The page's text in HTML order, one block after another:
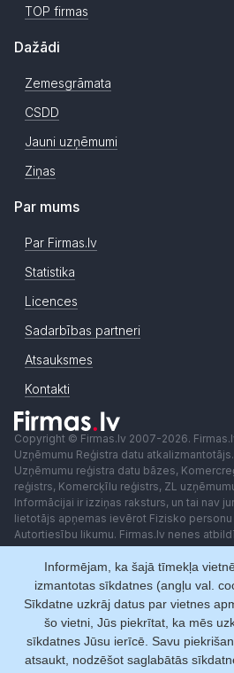
TOP firmas
Dažādi
Zemesgrāmata
CSDD
Jauni uzņēmumi
Ziņas
Par mums
Par Firmas.lv
Statistika
Licences
Sadarbības partneri
Atsauksmes
Kontakti
Copyright © Firmas.lv 2007-2026.
Uzņēmumu Reģistra datu
Uzņēmumu reģistra datu bāzes,
reģistrs, Komercķīlu reģistrs, ZL
Informācijai ir izziņas raksturs, un tai nav
lietotājs apņemas ievērot Fizisko
Autortiesību likumu. Firmas.lv nenes
lēmumiem, kas balstīti uz saņemto
izmantot jebkādas automatizētas
piekļuvei sistēmai bez rakstiskas
redaktore: Ingūna Pempere.
Lietošanas noteikumi
Privātuma politika
Informējam, ka šajā tīmekļa
izmantotas sīkdatnes (angļu val.
Sīkdatne uzkrāj datus par vietnes
šo vietni, Jūs piekrītat, ka mēs
sīkdatnes Jūsu ierīcē. Savu
atsaukt, nodzēšot saglabātās